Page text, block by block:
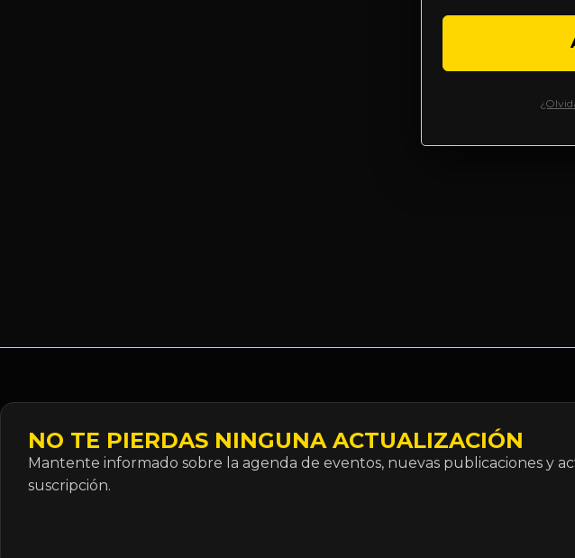
NO TE PIERDAS NINGUNA ACTUALIZACIÓN
Mantente informado sobre la agenda de eventos, nuevas publicaciones y
suscripción.